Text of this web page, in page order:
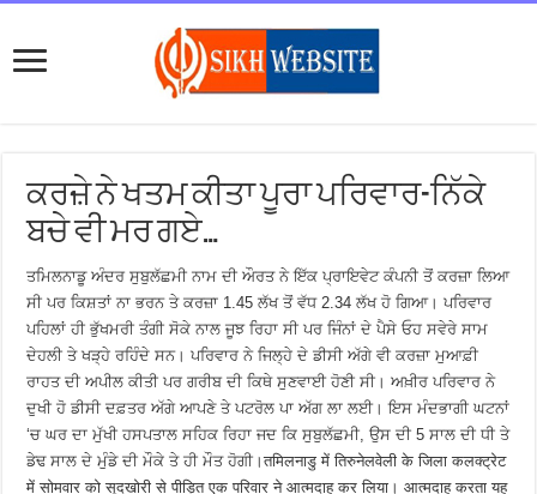
ਕਰਜ਼ੇ ਨੇ ਖਤਮ ਕੀਤਾ ਪੂਰਾ ਪਰਿਵਾਰ-ਨਿੱਕੇ
ਬਚੇ ਵੀ ਮਰ ਗਏ…
ਤਮਿਲਨਾਡੂ ਅੰਦਰ ਸੁਬੁਲੱਛਮੀ ਨਾਮ ਦੀ ਔਰਤ ਨੇ ਇੱਕ ਪ੍ਰਾਇਵੇਟ ਕੰਪਨੀ ਤੋਂ ਕਰਜ਼ਾ ਲਿਆ
ਸੀ ਪਰ ਕਿਸ਼ਤਾਂ ਨਾ ਭਰਨ ਤੇ ਕਰਜ਼ਾ 1.45 ਲੱਖ ਤੋਂ ਵੱਧ 2.34 ਲੱਖ ਹੋ ਗਿਆ। ਪਰਿਵਾਰ
ਪਹਿਲਾਂ ਹੀ ਭੁੱਖਮਰੀ ਤੰਗੀ ਸੋਕੇ ਨਾਲ ਜੂਝ ਰਿਹਾ ਸੀ ਪਰ ਜਿੰਨਾਂ ਦੇ ਪੈਸੇ ਓਹ ਸਵੇਰੇ ਸਾਮ
ਦੇਹਲੀ ਤੇ ਖੜ੍ਹੇ ਰਹਿੰਦੇ ਸਨ। ਪਰਿਵਾਰ ਨੇ ਜਿਲ੍ਹੇ ਦੇ ਡੀਸੀ ਅੱਗੇ ਵੀ ਕਰਜ਼ਾ ਮੁਆਫ਼ੀ
ਰਾਹਤ ਦੀ ਅਪੀਲ ਕੀਤੀ ਪਰ ਗਰੀਬ ਦੀ ਕਿਥੇ ਸੁਣਵਾਈ ਹੋਣੀ ਸੀ। ਅਖ਼ੀਰ ਪਰਿਵਾਰ ਨੇ
ਦੁਖੀ ਹੋ ਡੀਸੀ ਦਫ਼ਤਰ ਅੱਗੇ ਆਪਣੇ ਤੇ ਪਟਰੋਲ ਪਾ ਅੱਗ ਲਾ ਲਈ। ਇਸ ਮੰਦਭਾਗੀ ਘਟਨਾਂ
‘ਚ ਘਰ ਦਾ ਮੁੱਖੀ ਹਸਪਤਾਲ ਸਹਿਕ ਰਿਹਾ ਜਦ ਕਿ ਸੁਬੁਲੱਛਮੀ, ਉਸ ਦੀ 5 ਸਾਲ ਦੀ ਧੀ ਤੇ
ਡੇਢ ਸਾਲ ਦੇ ਮੁੰਡੇ ਦੀ ਮੌਕੇ ਤੇ ਹੀ ਮੌਤ ਹੋਗੀ।तमिलनाडु में तिरुनेलवेली के जिला कलक्ट्रेट
में सोमवार को सूदखोरी से पीड़ित एक परिवार ने आत्मदाह कर लिया। आत्मदाह करता यह